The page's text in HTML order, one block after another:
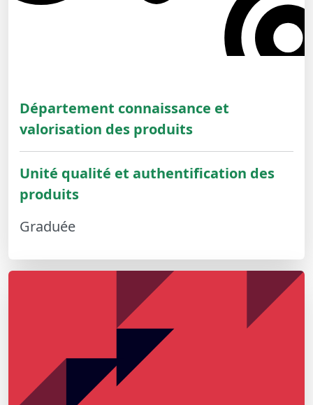
Département connaissance et
valorisation des produits
Unité qualité et authentification des
produits
Graduée